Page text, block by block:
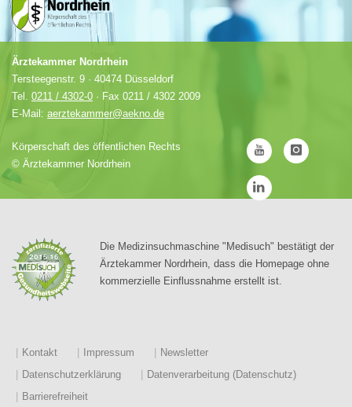
Ärztekammer Nordrhein
Tersteegenstr. 9 · 40474 Düsseldorf
Tel. 0211 / 4302-0 · Fax 0211 / 4302 2009
E-Mail: aerztekammer@aekno.de
Körperschaft des öffentlichen Rechts
© Ärztekammer Nordrhein
Die Medizinsuchmaschine "Medisuch" bestätigt der
Ärztekammer Nordrhein, dass die Homepage ohne
kommerzielle Einflussnahme erstellt ist.
Kontakt Impressum
Newsletter
Datenschutzerklärung
Datenverarbeitung (Datenschutz)
Barrierefreiheit